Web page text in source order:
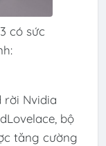
có sức
rời Nvidia
bộ
tăng cường